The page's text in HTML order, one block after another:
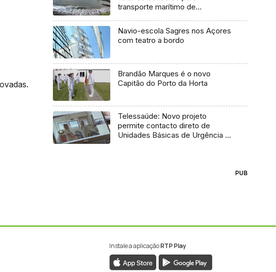
transporte marítimo de
Navio-escola Sagres nos Açores
com teatro a bordo
Brandão Marques é o novo
Capitão do Porto da Horta
Telessaúde: Novo projeto
permite contacto direto de
Unidades Básicas de Urgência e
PUB
Instale a aplicaçãoRTP Play